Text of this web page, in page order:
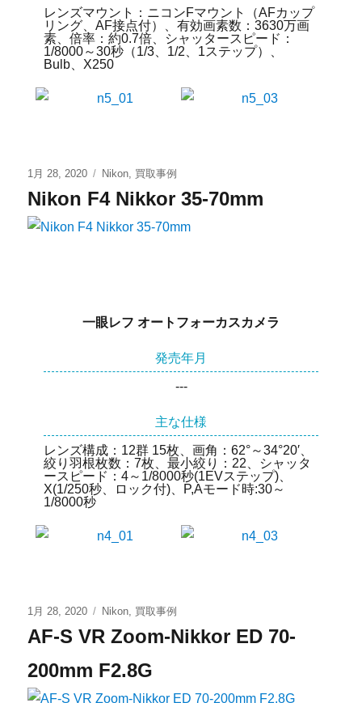
レンズマウント：ニコンFマウント（AFカップ
リング、AF接点付）、有効画素数：3630万画
素、倍率：約0.7倍、シャッタースピード：
1/8000～30秒（1/3、1/2、1ステップ）、
Bulb、X250
1月 28, 2020 Nikon, 買取事例
Nikon F4 Nikkor 35-70mm
一眼レフ オートフォーカスカメラ
発売年月
---
主な仕様
レンズ構成：12群 15枚、画角：62°～34°20′、
絞り羽根枚数：7枚、最小絞り：22、シャッタ
ースピード：4～1/8000秒(1EVステップ)、
X(1/250秒、ロック付)、P,Aモード時:30～
1/8000秒
1月 28, 2020 Nikon, 買取事例
AF-S VR Zoom-Nikkor ED 70-
200mm F2.8G